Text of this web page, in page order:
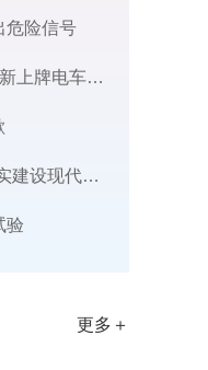
危险信号
占比飙升至35%！韩国每3辆新上牌电车，就有1辆来自中国
总书记的人民情怀｜“扎扎实实建设现代化产业体系”
验
更多＋